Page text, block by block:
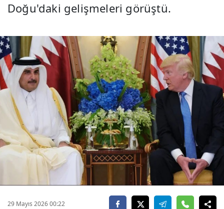
Doğu'daki gelişmeleri görüştü.
29 Mayıs 2026 00:22